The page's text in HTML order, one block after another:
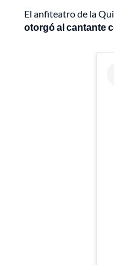
El anfiteatro de la
otorgó al cantante